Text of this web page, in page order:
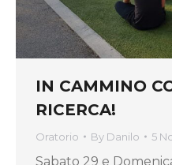
IN CAMMINO
RICERCA!
Oratorio By Danilo 5
Sabato 29 e